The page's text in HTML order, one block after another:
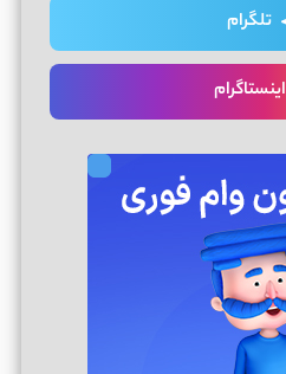
تلگرام
اینستاگرام